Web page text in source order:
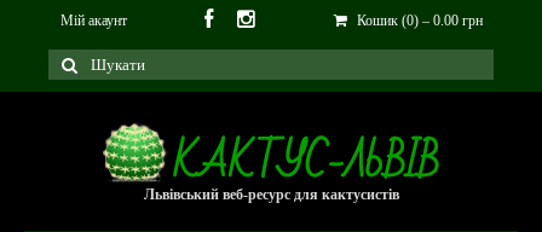
Мій акаунт Кошик (0) – 0.00 грн
Львівський веб-ресурс для кактусистів